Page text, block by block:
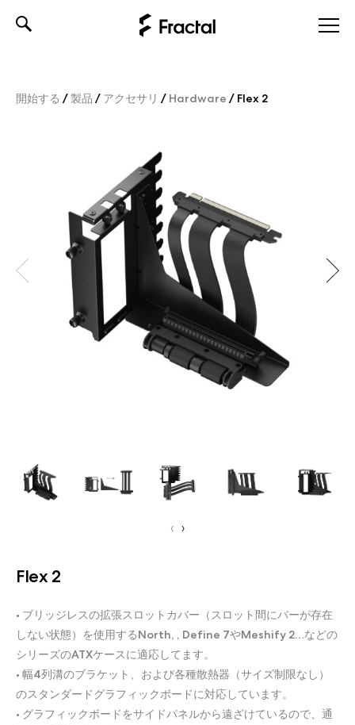
開始する /製品 / アクセサリ / Hardware / Flex 2
‹ ›
Flex 2
• ブリッジレスの拡張スロットカバー（スロット間にバーが存在
しない状態）を使用するNorth, , Define 7やMeshify 2…などの
シリーズのATXケースに適応してます。
• 幅4列溝のブラケット、および各種散熱器（サイズ制限なし）
のスタンダードグラフィックボードに対応しています。
• グラフィックボードをサイドパネルから遠ざけているので、通